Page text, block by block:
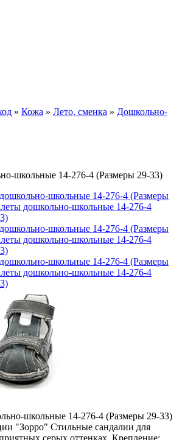
» Кожа » Лето, сменка » Дошкольно-
школьные 14-276-4 (Размеры 29-33)